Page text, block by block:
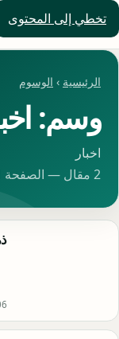
تخطي إلى المحتوى
حلول العالم
الرئيسية › الوسوم
وسم:
اخبار
2 مقال — الصفحة 1 من 1